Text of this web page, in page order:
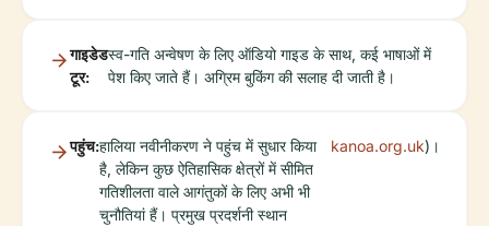
गाइडेड
टूर:
स्व-गति अन्वेषण के लिए ऑडियो गाइड के साथ, कई भाषाओं में
पेश किए जाते हैं। अग्रिम बुकिंग की सलाह दी जाती है।
पहुंच:हालिया नवीनीकरण ने पहुंच में सुधार किया
है, लेकिन कुछ ऐतिहासिक क्षेत्रों में सीमित
गतिशीलता वाले आगंतुकों के लिए अभी भी
चुनौतियां हैं। प्रमुख प्रदर्शनी स्थान
kanoa.org.uk)।